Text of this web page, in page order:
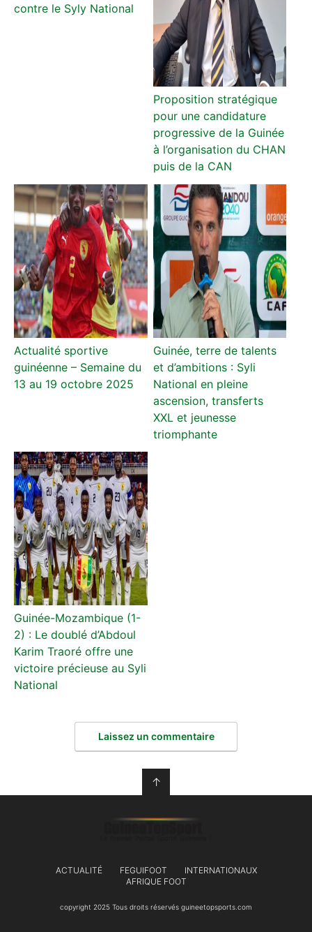
contre le Syly National
Proposition stratégique
pour une candidature
progressive de la Guinée
à l’organisation du CHAN
puis de la CAN
Actualité sportive
guinéenne – Semaine du
13 au 19 octobre 2025
Guinée, terre de talents
et d’ambitions : Syli
National en pleine
ascension, transferts
XXL et jeunesse
triomphante
Guinée-Mozambique (1-
2) : Le doublé d’Abdoul
Karim Traoré offre une
victoire précieuse au Syli
National
Laissez un commentaire
↑
ACTUALITÉ FEGUIFOOT
INTERNATIONAUX
AFRIQUE FOOT
copyright 2025 Tous droits réservés guineetopsports.com